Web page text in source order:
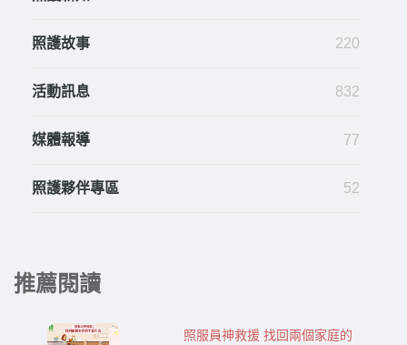
照護故事 220
活動訊息 832
媒體報導 77
照護夥伴專區 52
推薦閱讀
照服員神救援 找回兩個家庭的